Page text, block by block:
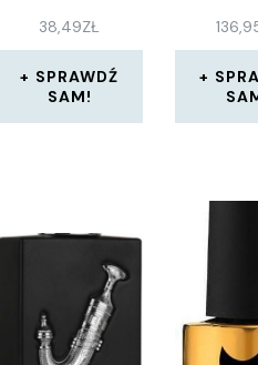
WŁOSÓW 6.06
CIEMNY BLOND
140ML
38,49ZŁ
SPRAWDŹ
SAM!